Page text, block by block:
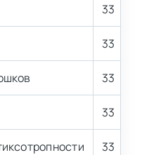
33
33
33
33
33